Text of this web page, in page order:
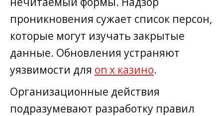
проникновения сужает список персон,
которые могут изучать закрытые
данные. Обновления устраняют
уязвимости для on x казино.
Организационные действия
подразумевают разработку правил